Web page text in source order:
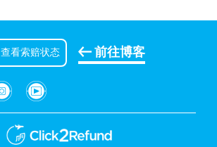
查看索赔状态 前往博客